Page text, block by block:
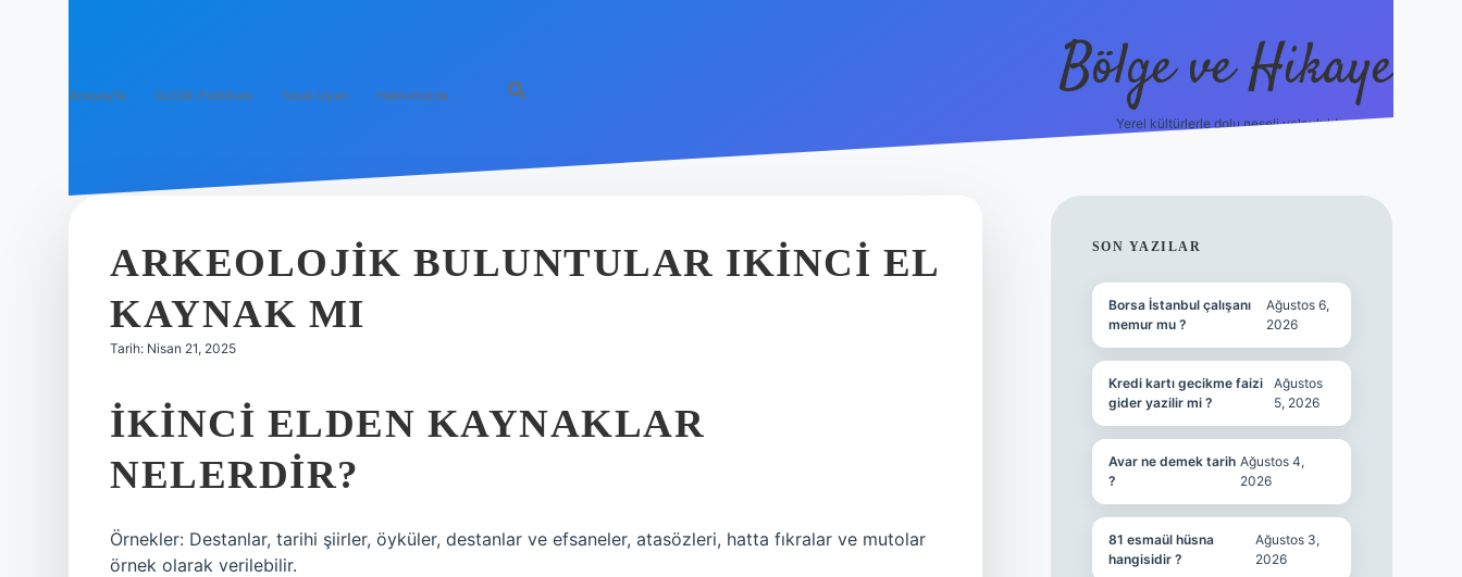
Anasayfa Gizlilik Politikası Yasal Uyarı Hakkımızda Bölge ve Hikaye
Yerel kültürlerle dolu neşeli yolculuk!
ARKEOLOJIK BULUNTULAR IKINCI EL
KAYNAK MI
Tarih: Nisan 21, 2025
İKINCI ELDEN KAYNAKLAR
NELERDIR?
Örnekler: Destanlar, tarihi şiirler, öyküler, destanlar ve efsaneler, atasözleri, hatta fıkralar ve mutolar
örnek olarak verilebilir.
SIDEBAR
SON YAZILAR
Borsa İstanbul çalışanı
memur mu ?
Ağustos 6,
2026
Kredi kartı gecikme faizi
gider yazilir mi ?
Ağustos
5, 2026
Avar ne demek tarih
?
Ağustos 4,
2026
81 esmaül hüsna
hangisidir ?
Ağustos 3,
2026
grand opera bet